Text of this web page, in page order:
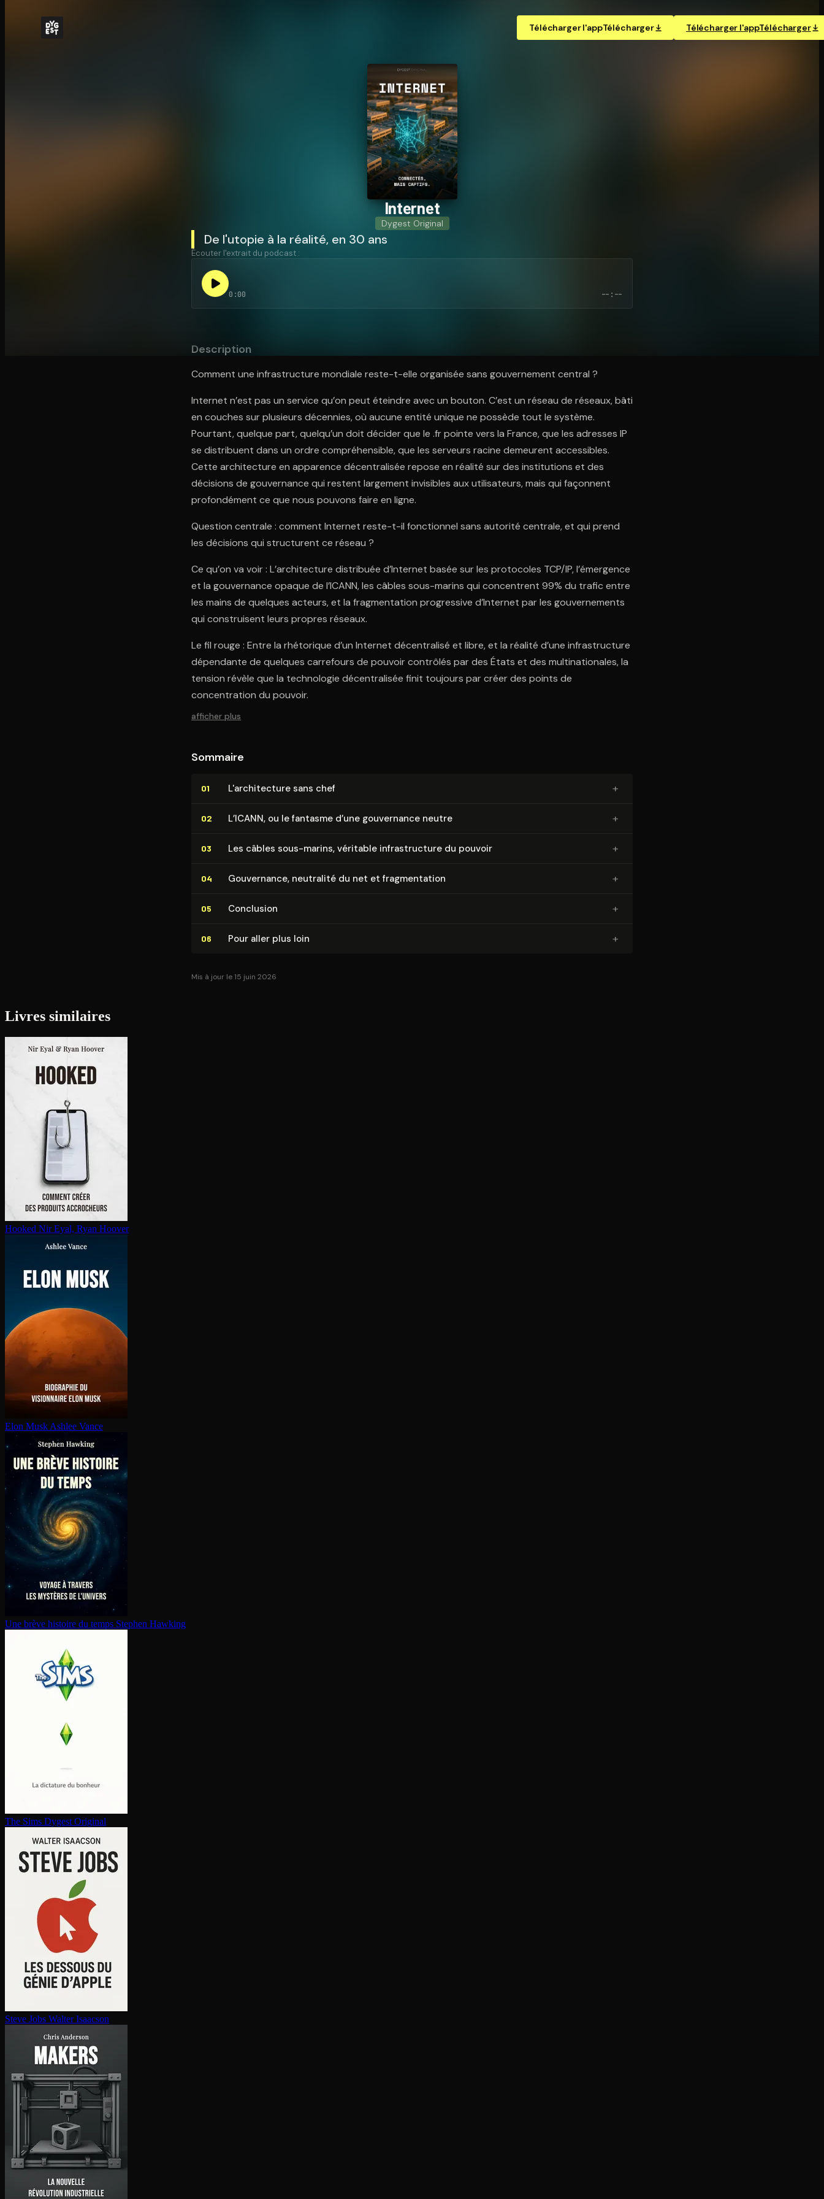
Télécharger l'appTélécharger Télécharger l'appTélécharger
Internet
Dygest Original
De l'utopie à la réalité, en 30 ans
Écouter l'extrait du podcast :
0:00 --:--
Description
Comment une infrastructure mondiale reste-t-elle organisée sans gouvernement central ?
Internet n’est pas un service qu’on peut éteindre avec un bouton. C’est un réseau de réseaux, bâti
en couches sur plusieurs décennies, où aucune entité unique ne possède tout le système.
Pourtant, quelque part, quelqu’un doit décider que le .fr pointe vers la France, que les adresses IP
se distribuent dans un ordre compréhensible, que les serveurs racine demeurent accessibles.
Cette architecture en apparence décentralisée repose en réalité sur des institutions et des
décisions de gouvernance qui restent largement invisibles aux utilisateurs, mais qui façonnent
profondément ce que nous pouvons faire en ligne.
Question centrale : comment Internet reste-t-il fonctionnel sans autorité centrale, et qui prend
les décisions qui structurent ce réseau ?
Ce qu’on va voir : L’architecture distribuée d’Internet basée sur les protocoles TCP/IP, l’émergence
et la gouvernance opaque de l’ICANN, les câbles sous-marins qui concentrent 99% du trafic entre
les mains de quelques acteurs, et la fragmentation progressive d’Internet par les gouvernements
qui construisent leurs propres réseaux.
Le fil rouge : Entre la rhétorique d’un Internet décentralisé et libre, et la réalité d’une infrastructure
dépendante de quelques carrefours de pouvoir contrôlés par des États et des multinationales, la
tension révèle que la technologie décentralisée finit toujours par créer des points de
concentration du pouvoir.
afficher plus
Sommaire
01 L'ar­chi­tec­ture sans chef +
02 L’ICANN, ou le fantasme d’une gouvernance neutre +
03 Les câbles sous-marins, véritable in­fra­struc­ture du pouvoir +
04 Gouvernance, neutralité du net et frag­men­ta­tion +
05 Conclusion +
06 Pour aller plus loin +
Mis à jour le 15 juin 2026
Livres similaires
Hooked Nir Eyal, Ryan Hoover
Elon Musk Ashlee Vance
Une brève histoire du temps Stephen Hawking
The Sims Dygest Original
Steve Jobs Walter Isaacson